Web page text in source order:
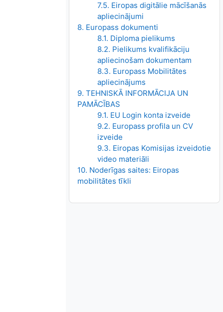
7.5. Eiropas digitālie mācīšanās
apliecinājumi
8. Europass dokumenti
8.1. Diploma pielikums
8.2. Pielikums kvalifikāciju
apliecinošam dokumentam
8.3. Europass Mobilitātes
apliecinājums
9. TEHNISKĀ INFORMĀCIJA UN
PAMĀCĪBAS
9.1. EU Login konta izveide
9.2. Europass profila un CV
izveide
9.3. Eiropas Komisijas izveidotie
video materiāli
10. Noderīgas saites: Eiropas
mobilitātes tīkli